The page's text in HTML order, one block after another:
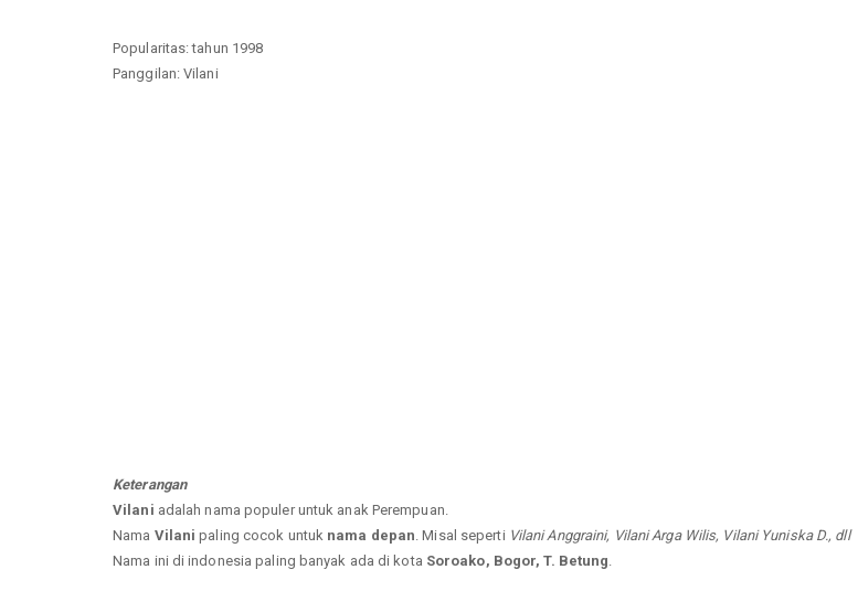
Popularitas: tahun 1998
Panggilan: Vilani
Keterangan
Vilani adalah nama populer untuk anak Perempuan.
Nama Vilani paling cocok untuk nama depan . Misal seperti Vilani Anggraini, Vilani Arga Wilis, Vilani Yuniska D., dll
Nama ini di indonesia paling banyak ada di kota Soroako, Bogor, T. Betung